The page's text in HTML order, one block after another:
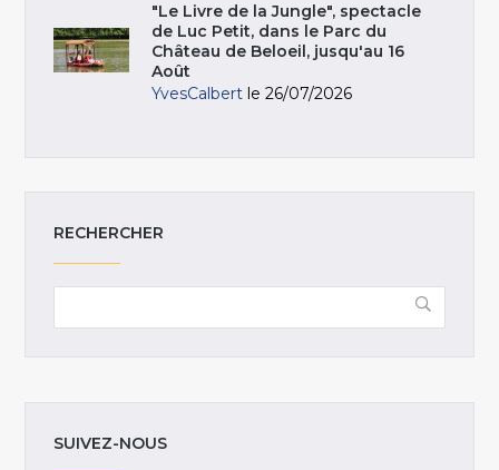
"Le Livre de la Jungle", spectacle
de Luc Petit, dans le Parc du
Château de Beloeil, jusqu'au 16
Août
YvesCalbert le 26/07/2026
RECHERCHER
SUIVEZ-NOUS